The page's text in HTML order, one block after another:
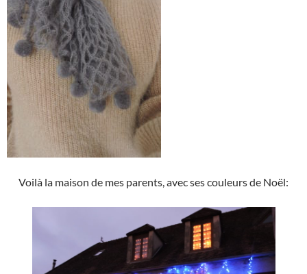
Voilà la maison de mes parents, avec ses couleurs de Noël: